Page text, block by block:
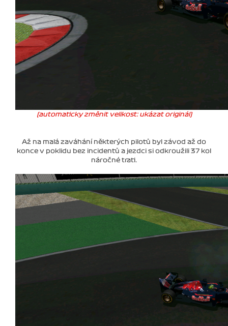
(automaticky změnit velikost: ukázat originál)
Až na malá zaváhání některých pilotů byl závod až do
konce v poklidu bez incidentů a jezdci si odkroužili 37 kol
náročné trati.